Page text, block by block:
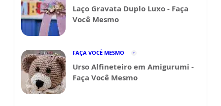
Laço Gravata Duplo Luxo - Faça
Você Mesmo
FAÇA VOCÊ MESMO
Urso Alfineteiro em Amigurumi -
Faça Você Mesmo